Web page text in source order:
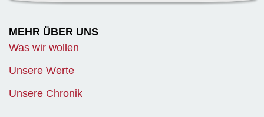
MEHR ÜBER UNS
Was wir wollen
Unsere Werte
Unsere Chronik